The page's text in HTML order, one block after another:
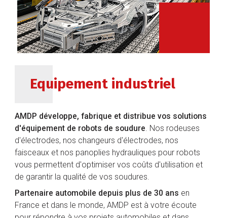
Equipement industriel
AMDP développe, fabrique et distribue vos solutions
d'équipement de robots de soudure. Nos rodeuses
d'électrodes, nos changeurs d'électrodes, nos
faisceaux et nos panoplies hydrauliques pour robots
vous permettent d'optimiser vos coûts d'utilisation et
de garantir la qualité de vos soudures.
Partenaire automobile depuis plus de 30 ans en
France et dans le monde, AMDP est à votre écoute